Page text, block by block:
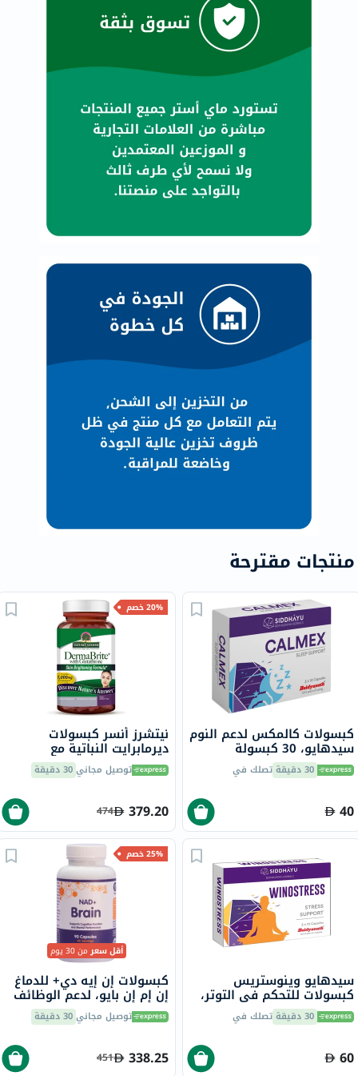
منتجات مقترحة
كبسولات كالمكس لدعم النوم
سيدهايو، 30 كبسولة
30 دقيقة تصلك في
40
20% خصم
نيتشرز أنسر كبسولات
ديرمابرايت النباتية مع
الجلوتاثيون لتفتيح البشرة
حزمة من 60توصيل مجاني30 دقيقة
379.20
474
سيدهايو وينوستريس
كبسولات للتحكم في التوتر،
حزمة من 30
30 دقيقة تصلك في
60
25% خصم
أقل سعرمن 30 يوم
كبسولات إن إيه دي+ للدماغ
إن إم إن بايو، لدعم الوظائف
الإدراكية - 90 كبسولةتوصيل مجاني30 دقيقة
338.25
451